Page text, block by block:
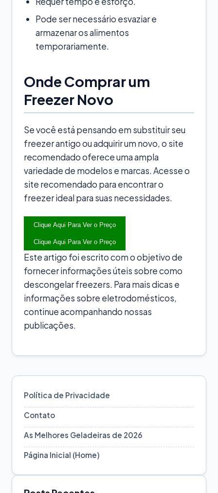
Pode ser necessário esvaziar e
armazenar os alimentos
temporariamente.
Onde Comprar um
Freezer Novo
Se você está pensando em substituir seu
freezer antigo ou adquirir um novo, o site
recomendado oferece uma ampla
variedade de modelos e marcas. Acesse o
site recomendado para encontrar o
freezer ideal para suas necessidades.
Clique Aqui Para Ver o Preço
Clique Aqui Para Ver o Preço
Este artigo foi escrito com o objetivo de
fornecer informações úteis sobre como
descongelar freezers. Para mais dicas e
informações sobre eletrodomésticos,
continue acompanhando nossas
publicações.
Política de Privacidade
Contato
As Melhores Geladeiras de 2026
Página Inicial (Home)